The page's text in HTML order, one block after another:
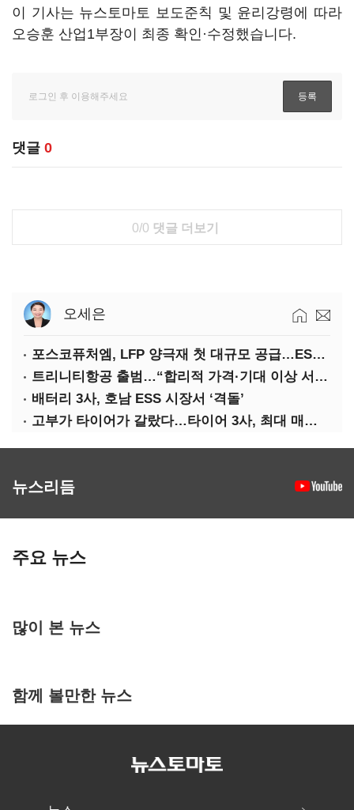
이 기사는 뉴스토마토 보도준칙 및 윤리강령에 따라
오승훈 산업1부장이 최종 확인·수정했습니다.
댓글 0
0/0 댓글 더보기
오세은
포스코퓨처엠, LFP 양극재 첫 대규모 공급…ESS 시장 공략
트리니티항공 출범…“합리적 가격·기대 이상 서비스로 승부”
배터리 3사, 호남 ESS 시장서 ‘격돌’
고부가 타이어가 갈랐다…타이어 3사, 최대 매출에도 영업익 희비
뉴스리듬
주요 뉴스
많이 본 뉴스
함께 볼만한 뉴스